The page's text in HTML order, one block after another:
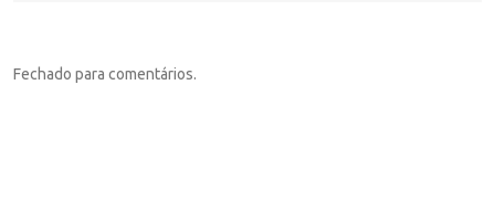
Fechado para comentários.